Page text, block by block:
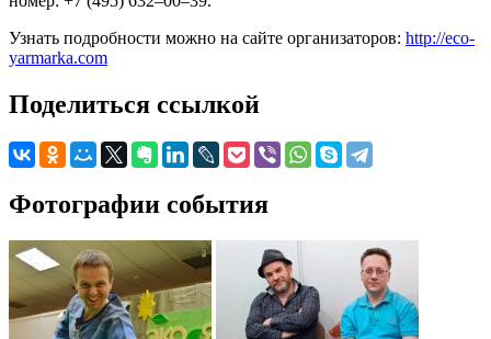
Узнать подробности можно на сайте организаторов: http://eco-
yarmarka.com
Поделиться ссылкой
Фотографии события